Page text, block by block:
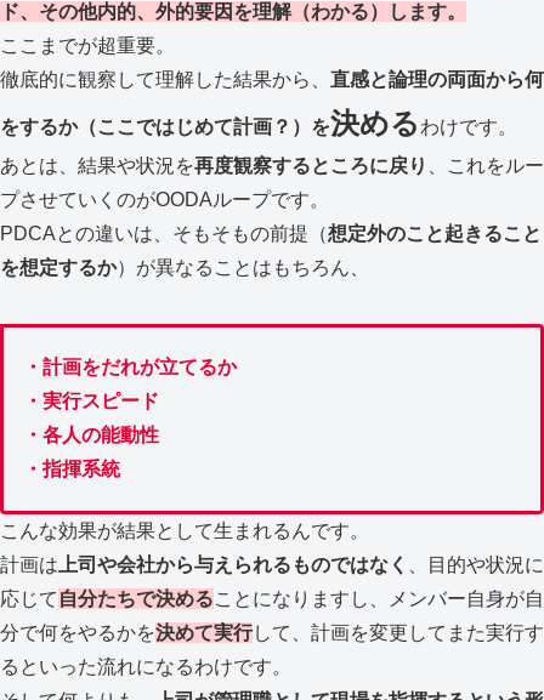
ド、その他内的、外的要因を理解（わかる）します。
ここまでが超重要。
徹底的に観察して理解した結果から、 直感と論理の両面から何
をするか（ここではじめて計画？）を決める わけです。
あとは、結果や状況を再度観察するところに戻り
、これをルー
プさせていくのがOODAループです。
PDCAとの違いは、そもそもの前提（想定外のこと起きること
を想定するか）が異なることはもちろん、
・計画をだれが立てるか
・実行スピード
・各人の能動性
・指揮系統
こんな効果が結果として生まれるんです。
計画は 上司や会社から与えられるものではなく
、目的や状況に
応じて 自分たちで決めることになりますし、メンバー自身が自
分で何をやるかを決めて実行して、計画を変更してまた実行す
るといった流れになるわけです。